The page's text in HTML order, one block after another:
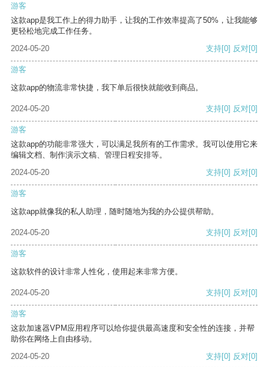
游客
这款app是我工作上的得力助手，让我的工作效率提高了50%，让我能够
更轻松地完成工作任务。
2024-05-20
支持[0] 反对[0]
游客
这款app的物流非常快捷，我下单后很快就能收到商品。
2024-05-20 支持[0] 反对[0]
游客
这款app的功能非常强大，可以满足我所有的工作需求。我可以使用它来
编辑文档、制作演示文稿、管理日程安排等。
2024-05-20
支持[0] 反对[0]
游客
这款app就像我的私人助理，随时随地为我的办公提供帮助。
2024-05-20 支持[0] 反对[0]
游客
这款软件的设计非常人性化，使用起来非常方便。
2024-05-20 支持[0] 反对[0]
游客
这款加速器VPM应用程序可以给你提供最高速度和安全性的连接，并帮
助你在网络上自由移动。
2024-05-20
支持[0] 反对[0]